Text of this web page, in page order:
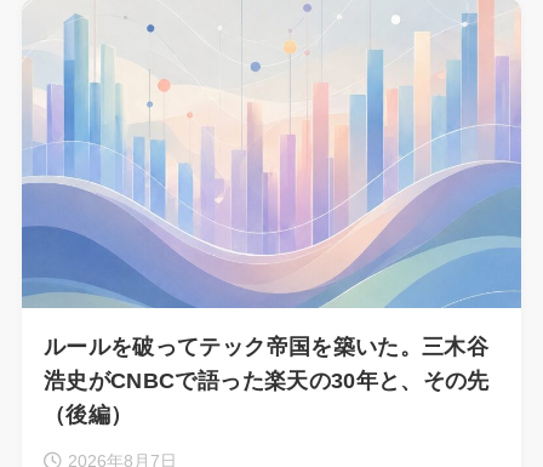
ルールを破ってテック帝国を築いた。三木谷
浩史がCNBCで語った楽天の30年と、その先
（後編）
2026年8月7日